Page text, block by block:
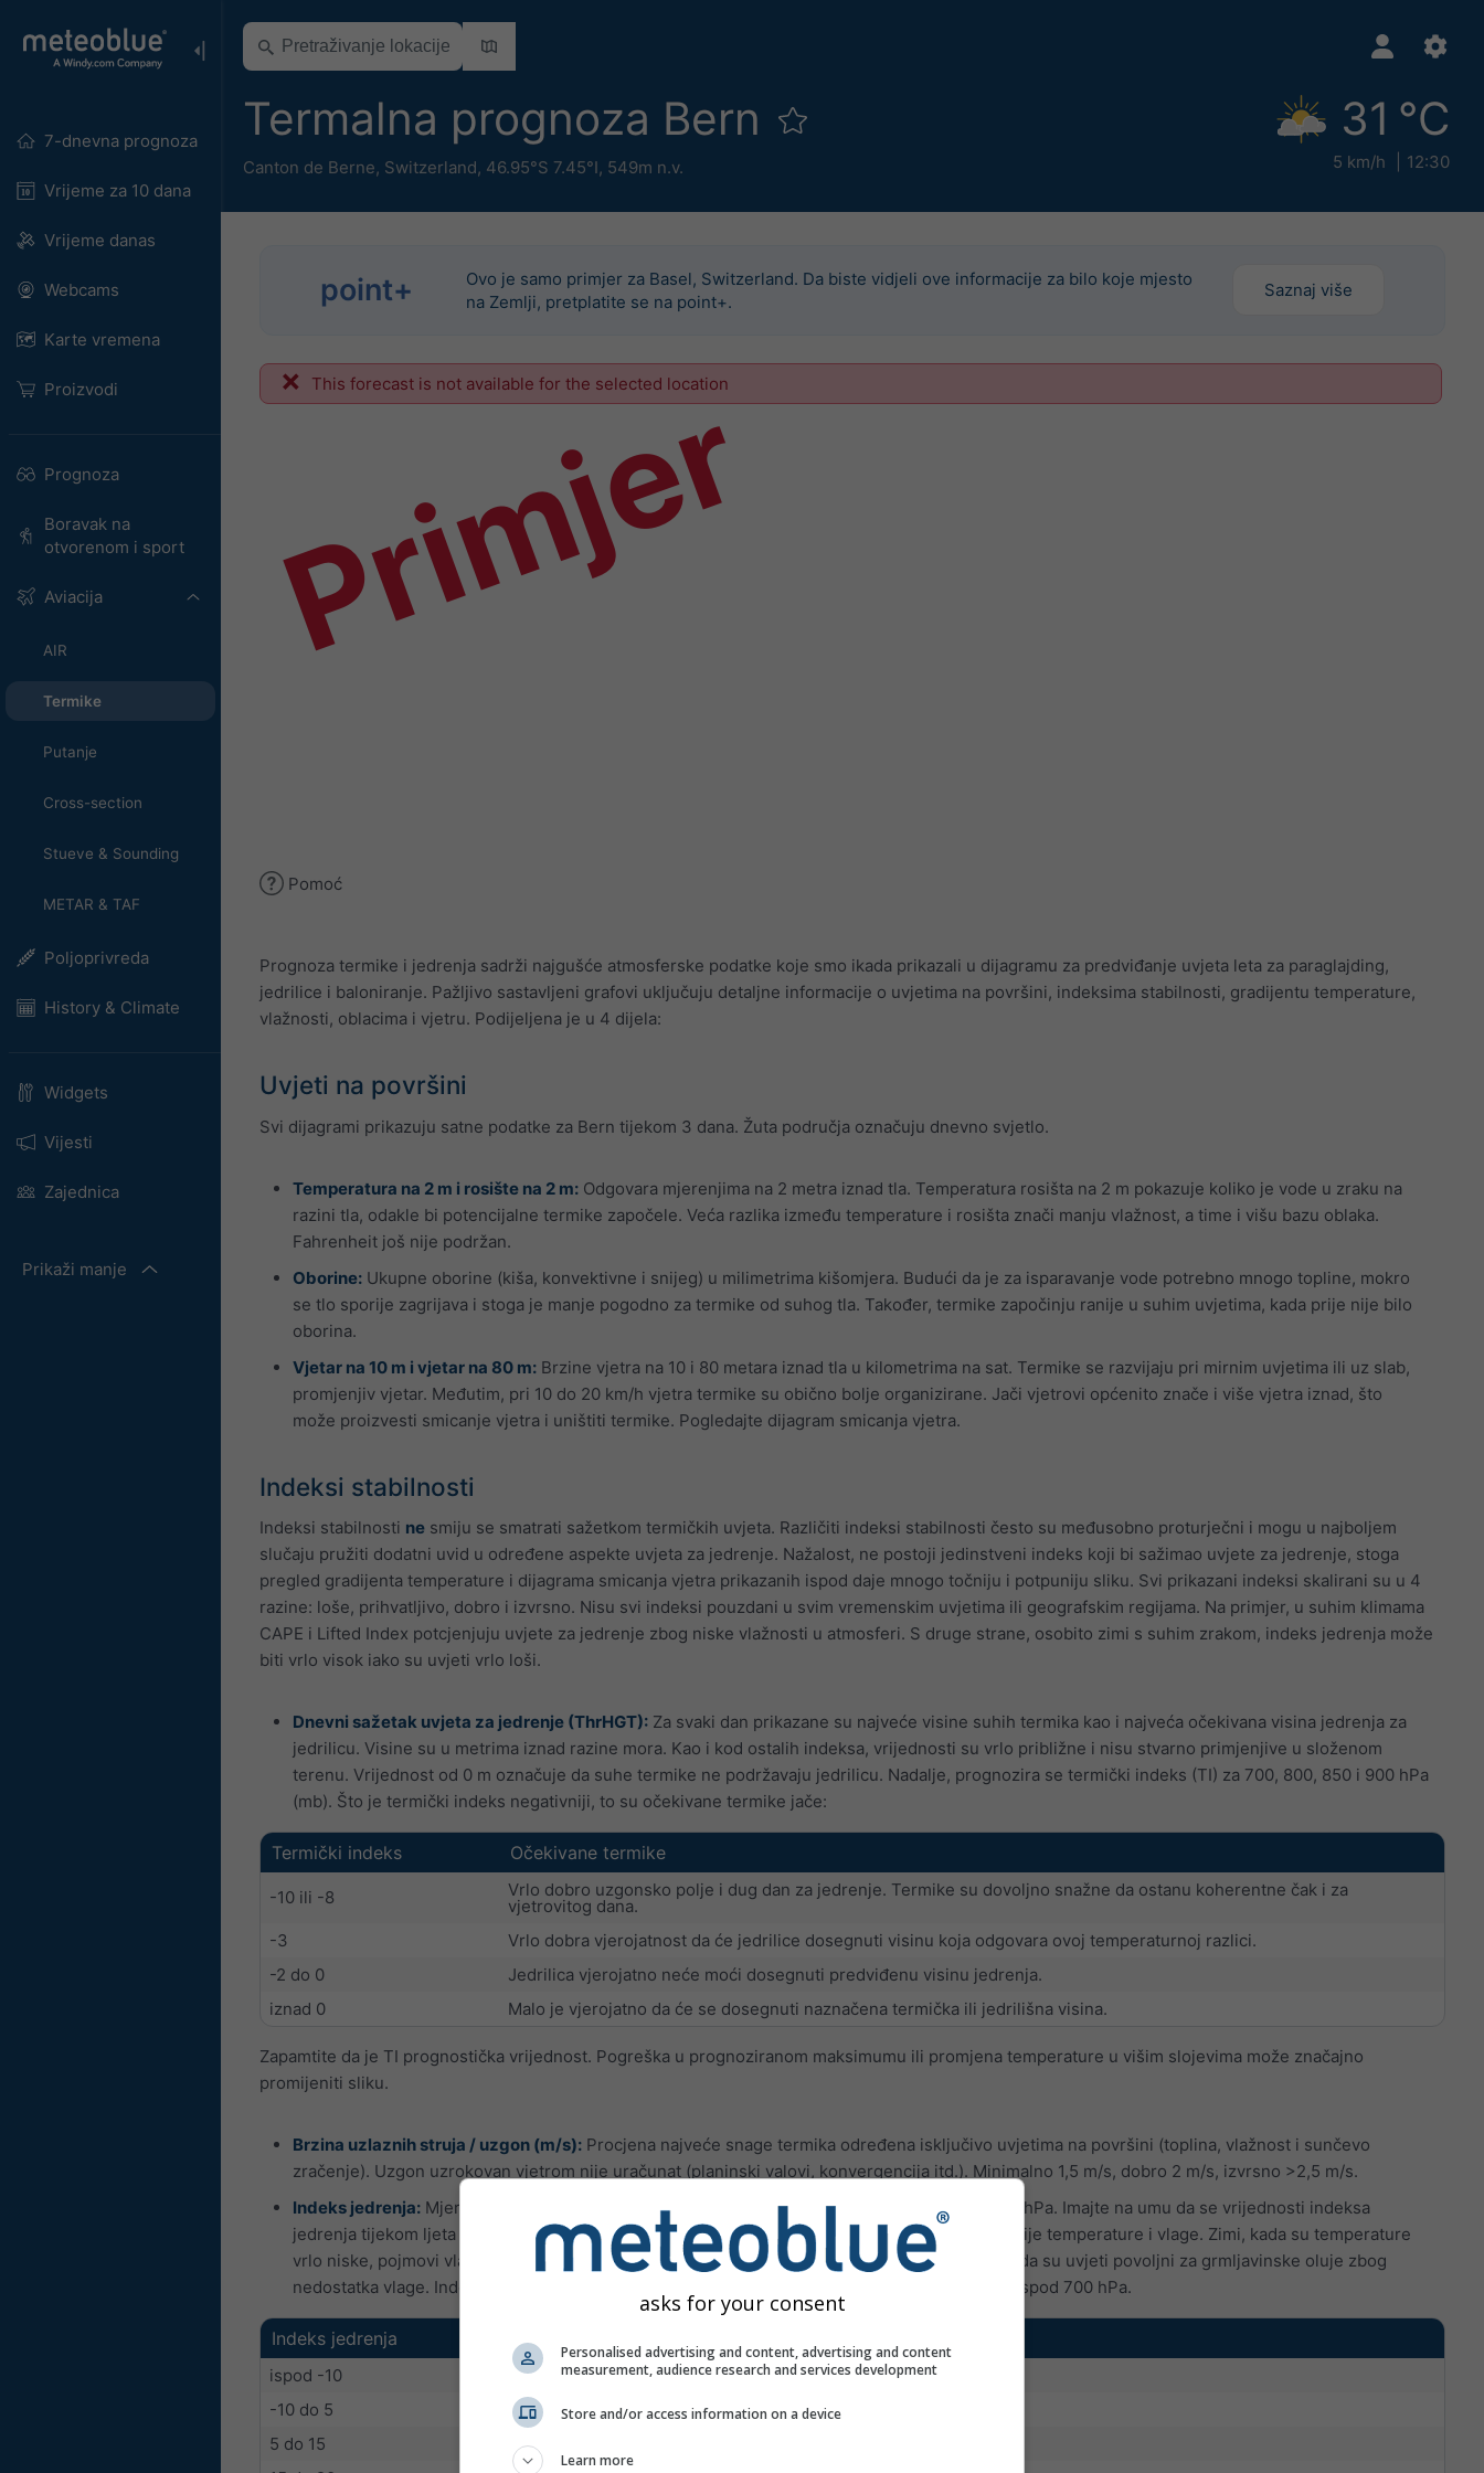
7-dnevna prognoza
Vrijeme za 10 dana
Vrijeme danas
Webcams
Karte vremena
Proizvodi
Prognoza
Boravak na
otvorenom i sport
Aviacija
AIR
Termike
Putanje
Cross-section
Stueve & Sounding
METAR & TAF
Poljoprivreda
History & Climate
Widgets
Vijesti
Zajednica
Prikaži manje
Termalna prognoza Bern
Canton de Berne, Switzerland, 46.95°S 7.45°I, 549m n.v.
31 °C
5 km/h 12:30
point+
Ovo je samo primjer za Basel, Switzerland. Da biste vidjeli ove informacije za bilo koje mjesto
na Zemlji, pretplatite se na point+.
Saznaj više
This forecast is not available for the selected location
Primjer
Pomoć
Prognoza termike i jedrenja sadrži najgušće atmosferske podatke koje smo ikada prikazali u dijagramu za predviđanje uvjeta leta za paraglajding,
jedrilice i baloniranje. Pažljivo sastavljeni grafovi uključuju detaljne informacije o uvjetima na površini, indeksima stabilnosti, gradijentu temperature,
vlažnosti, oblacima i vjetru. Podijeljena je u 4 dijela:
Uvjeti na površini
Svi dijagrami prikazuju satne podatke za Bern tijekom 3 dana. Žuta područja označuju dnevno svjetlo.
Temperatura na 2 m i rosište na 2 m: Odgovara mjerenjima na 2 metra iznad tla. Temperatura rosišta na 2 m pokazuje koliko je vode u zraku na
razini tla, odakle bi potencijalne termike započele. Veća razlika između temperature i rosišta znači manju vlažnost, a time i višu bazu oblaka.
Fahrenheit još nije podržan.
Oborine: Ukupne oborine (kiša, konvektivne i snijeg) u milimetrima kišomjera. Budući da je za isparavanje vode potrebno mnogo topline, mokro
se tlo sporije zagrijava i stoga je manje pogodno za termike od suhog tla. Također, termike započinju ranije u suhim uvjetima, kada prije nije bilo
oborina.
Vjetar na 10 m i vjetar na 80 m: Brzine vjetra na 10 i 80 metara iznad tla u kilometrima na sat. Termike se razvijaju pri mirnim uvjetima ili uz slab,
promjenjiv vjetar. Međutim, pri 10 do 20 km/h vjetra termike su obično bolje organizirane. Jači vjetrovi općenito znače i više vjetra iznad, što
može proizvesti smicanje vjetra i uništiti termike. Pogledajte dijagram smicanja vjetra.
Indeksi stabilnosti
Indeksi stabilnosti ne smiju se smatrati sažetkom termičkih uvjeta. Različiti indeksi stabilnosti često su međusobno proturječni i mogu u najboljem
slučaju pružiti dodatni uvid u određene aspekte uvjeta za jedrenje. Nažalost, ne postoji jedinstveni indeks koji bi sažimao uvjete za jedrenje, stoga
pregled gradijenta temperature i dijagrama smicanja vjetra prikazanih ispod daje mnogo točniju i potpuniju sliku. Svi prikazani indeksi skalirani su u 4
razine: loše, prihvatljivo, dobro i izvrsno. Nisu svi indeksi pouzdani u svim vremenskim uvjetima ili geografskim regijama. Na primjer, u suhim klimama
CAPE i Lifted Index potcjenjuju uvjete za jedrenje zbog niske vlažnosti u atmosferi. S druge strane, osobito zimi s suhim zrakom, indeks jedrenja može
biti vrlo visok iako su uvjeti vrlo loši.
Dnevni sažetak uvjeta za jedrenje (ThrHGT): Za svaki dan prikazane su najveće visine suhih termika kao i najveća očekivana visina jedrenja za
jedrilicu. Visine su u metrima iznad razine mora. Kao i kod ostalih indeksa, vrijednosti su vrlo približne i nisu stvarno primjenjive u složenom
terenu. Vrijednost od 0 m označuje da suhe termike ne podržavaju jedrilicu. Nadalje, prognozira se termički indeks (TI) za 700, 800, 850 i 900 hPa
(mb). Što je termički indeks negativniji, to su očekivane termike jače:
Termički indeks Očekivane termike
-10 ili -8 Vrlo dobro uzgonsko polje i dug dan za jedrenje. Termike su dovoljno snažne da ostanu koherentne čak i za
vjetrovitog dana.
-3
Vrlo dobra vjerojatnost da će jedrilice dosegnuti visinu koja odgovara ovoj temperaturnoj razlici.
-2 do 0
Jedrilica vjerojatno neće moći dosegnuti predviđenu visinu jedrenja.
iznad 0
Malo je vjerojatno da će se dosegnuti naznačena termička ili jedrilišna visina.
Zapamtite da je TI prognostička vrijednost. Pogreška u prognoziranom maksimumu ili promjena temperature u višim slojevima može značajno
promijeniti sliku.
Brzina uzlaznih struja / uzgon (m/s): Procjena najveće snage termika određena isključivo uvjetima na površini (toplina, vlažnost i sunčevo
zračenje). Uzgon uzrokovan vjetrom nije uračunat (planinski valovi, konvergencija itd.). Minimalno 1,5 m/s, dobro 2 m/s, izvrsno >2,5 m/s.
Indeks jedrenja: Mjera stabilnosti koja uzima u obzir temperaturu i vlažnost između 700 i 850 hPa. Imajte na umu da se vrijednosti indeksa
jedrenja tijekom ljeta mogu značajno mijenjati u kratkim vremenskim razdobljima zbog advekcije temperature i vlage. Zimi, kada su temperature
vrlo niske, pojmovi vlage su vrlo mali. Dakle, iako je indeks jedrenja prilično velik, to ne znači da su uvjeti povoljni za grmljavinske oluje zbog
nedostatka vlage. Indeks ne daje pouzdane podatke ako se dubina sloja konvekcije završava ispod 700 hPa.
Indeks jedrenja Uvjeti za jedrenje
ispod -10
nema ili su slabe termike
-10 do 5
suhe termike ili 1/8 kumulusa s umjerenim termikama
5 do 15
dobri uvjeti za jedrenje
asks for your consent
Personalised advertising and content, advertising and content
measurement, audience research and services development
Store and/or access information on a device
Learn more